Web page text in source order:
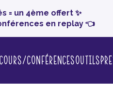
= un 4ème offert ✨
en replay 👈
Cours/conférencesOutils